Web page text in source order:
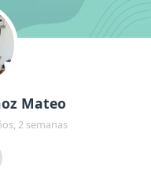
Mateo
2 semanas